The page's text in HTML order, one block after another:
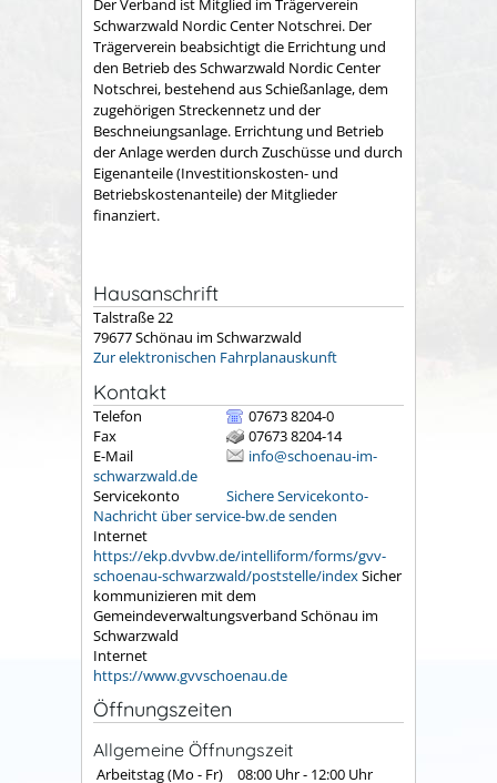
Schwarzwald Nordic Center Notschrei. Der
Trägerverein beabsichtigt die Errichtung und
den Betrieb des Schwarzwald Nordic Center
Notschrei, bestehend aus Schießanlage, dem
zugehörigen Streckennetz und der
Beschneiungsanlage. Errichtung und Betrieb
der Anlage werden durch Zuschüsse und durch
Eigenanteile (Investitionskosten- und
Betriebskostenanteile) der Mitglieder
finanziert.
Hausanschrift
Talstraße 22
79677Schönau im Schwarzwald
Zur elektronischen Fahrplanauskunft
Kontakt
Telefon
07673 8204-0
Fax
07673 8204-14
E-Mail
info@schoenau-im-
schwarzwald.de
Servicekonto
Sichere Servicekonto-
Nachricht über service-bw.de senden
Internet
https://ekp.dvvbw.de/intelliform/forms/gvv-
schoenau-schwarzwald/poststelle/indexSicher
kommunizieren mit dem
Gemeindeverwaltungsverband Schönau im
Schwarzwald
Internet
https://www.gvvschoenau.de
Öffnungszeiten
Allgemeine Öffnungszeit
Arbeitstag (Mo - Fr) 08:00 Uhr- 12:00 Uhr